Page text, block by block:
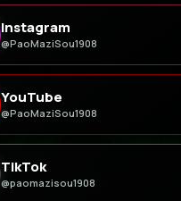
Instagram
@PaoMaziSou1908
YouTube
@PaoMaziSou1908
TikTok
@paomazisou1908